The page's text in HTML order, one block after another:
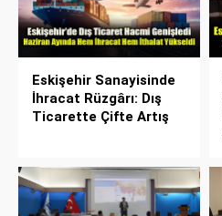
Eskişehir Sanayisinde
İhracat Rüzgârı: Dış
Ticarette Çifte Artış